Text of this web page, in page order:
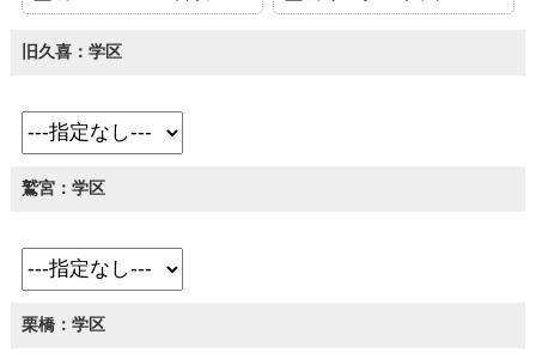
旧久喜：学区
鷲宮：学区
栗橋：学区